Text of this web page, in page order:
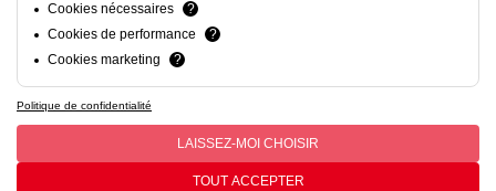
hsolutions.ch
Cookies nécessaires
?
Cookies de performance
?
Cookies marketing
?
Politique de confidentialité
LAISSEZ-MOI CHOISIR
TOUT ACCEPTER